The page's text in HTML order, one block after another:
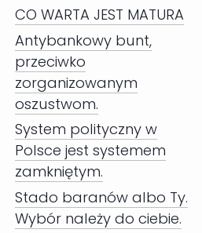
CO WARTA JEST MATURA
Antybankowy bunt,
przeciwko
zorganizowanym
oszustwom.
System polityczny w
Polsce jest systemem
zamkniętym.
Stado baranów albo Ty.
Wybór należy do ciebie.